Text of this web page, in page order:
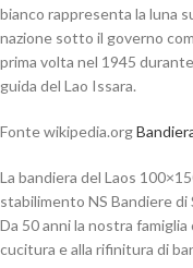
bianco rappresenta la luna
nazione sotto il governo
prima volta nel 1945
guida del Lao Issara.
Fonte wikipedia.org
La bandiera del Laos
stabilimento NS Bandiere di
Da 50 anni la nostra
cucitura e alla rifinitura di